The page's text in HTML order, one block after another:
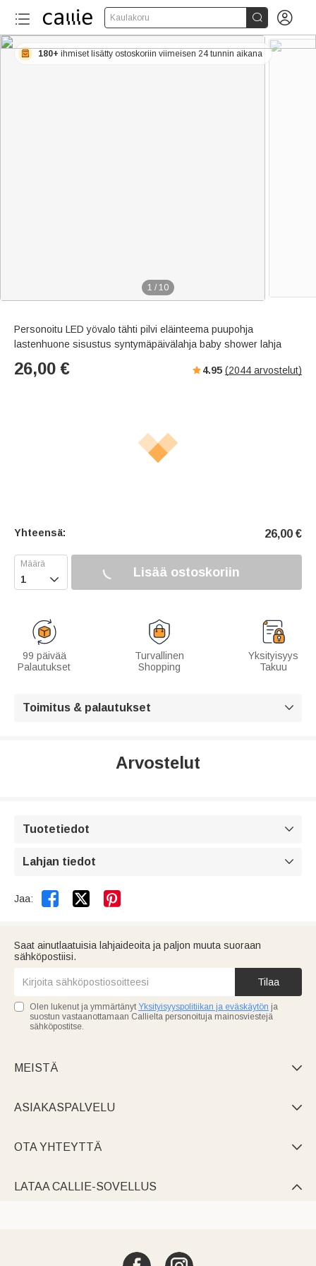
Kaulakoru  
1 / 10
180+ ihmiset lisätty ostoskoriin viimeisen 24 tunnin aikana
Personoitu LED yövalo tähti pilvi eläinteema puupohja
lastenhuone sisustus syntymäpäivälahja baby shower lahja
26,00 € 4.95 (2044 arvostelut)
Yhteensä: 26,00 €
 Lisää ostoskoriin
99 päivää
Palautukset
Turvallinen
Shopping
Yksityisyys
Takuu
Toimitus & palautukset 
Arvostelut
Tuotetiedot 
Lahjan tiedot 
Jaa:  
Saat ainutlaatuisia lahjaideoita ja paljon muuta suoraan
sähköpostiisi.
Tilaa
Olen lukenut ja ymmärtänyt Yksityisyyspolitiikan ja eväskäytön ja
suostun vastaanottamaan Callielta personoituja mainosviestejä
sähköpostitse.
MEISTÄ 
ASIAKASPALVELU 
OTA YHTEYTTÄ 
LATAA CALLIE-SOVELLUS 